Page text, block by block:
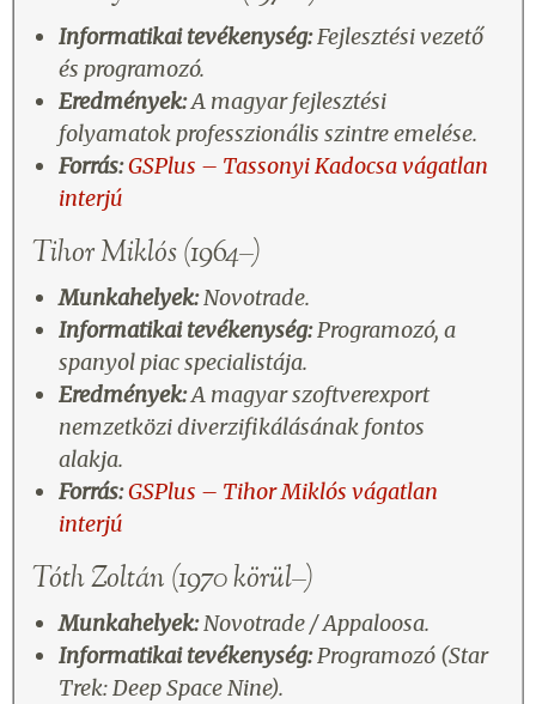
Informatikai tevékenység:Fejlesztési vezető
és programozó.
Eredmények:A magyar fejlesztési
folyamatok professzionális szintre emelése.
Forrás:GSPlus – Tassonyi Kadocsa vágatlan
interjú
Tihor Miklós (1964–)
Munkahelyek:Novotrade.
Informatikai tevékenység:Programozó, a
spanyol piac specialistája.
Eredmények:A magyar szoftverexport
nemzetközi diverzifikálásának fontos
alakja.
Forrás:GSPlus – Tihor Miklós vágatlan
interjú
Tóth Zoltán (1970 körül–)
Munkahelyek:Novotrade / Appaloosa.
Informatikai tevékenység:Programozó (Star
Trek: Deep Space Nine).